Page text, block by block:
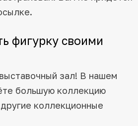
фигурку своими
зал! В нашем
большую коллекцию
коллекционные